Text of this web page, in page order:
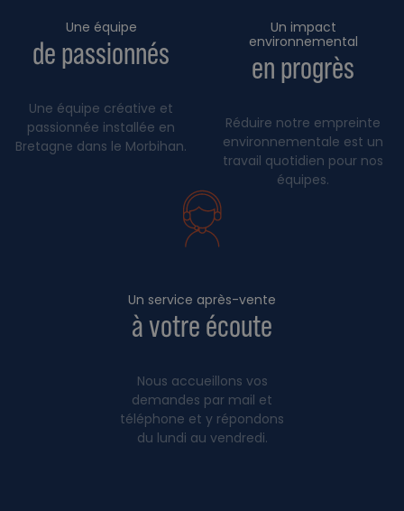
Une équipe
de passionnés
Une équipe créative et
passionnée installée en
Bretagne dans le Morbihan.
Un impact
environnemental
en progrès
Réduire notre empreinte
environnementale est un
travail quotidien pour nos
équipes.
Un service après-vente
à votre écoute
Nous accueillons vos
demandes par mail et
téléphone et y répondons
du lundi au vendredi.